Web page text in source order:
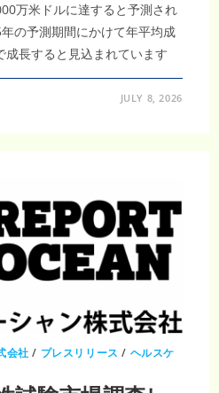
万米ドルに達すると予測され
の予測期間にかけて年平均成
成長すると見込まれています
JULY 8, 2026
会社 / プレスリリース / ヘルスケ